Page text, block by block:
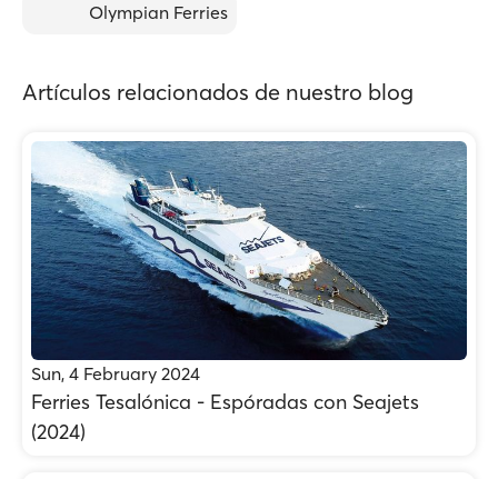
Olympian Ferries
Artículos relacionados de nuestro blog
Sun, 4 February 2024
Ferries Tesalónica - Espóradas con Seajets
(2024)